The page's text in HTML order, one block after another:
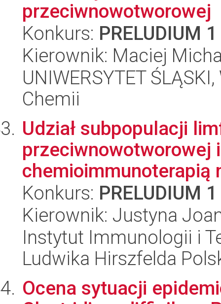
przeciwnowotworowej
Konkurs: PRELUDIUM 1
Kierownik: Maciej
UNIWERSYTET
Chemii
Udział subpopulacji
przeciwnowotworowej
chemioimmunoterapią
Konkurs: PRELUDIUM 1
Kierownik: Justyna
Instytut Immunologii i
Ludwika Hirszfelda
Ocena sytuacji